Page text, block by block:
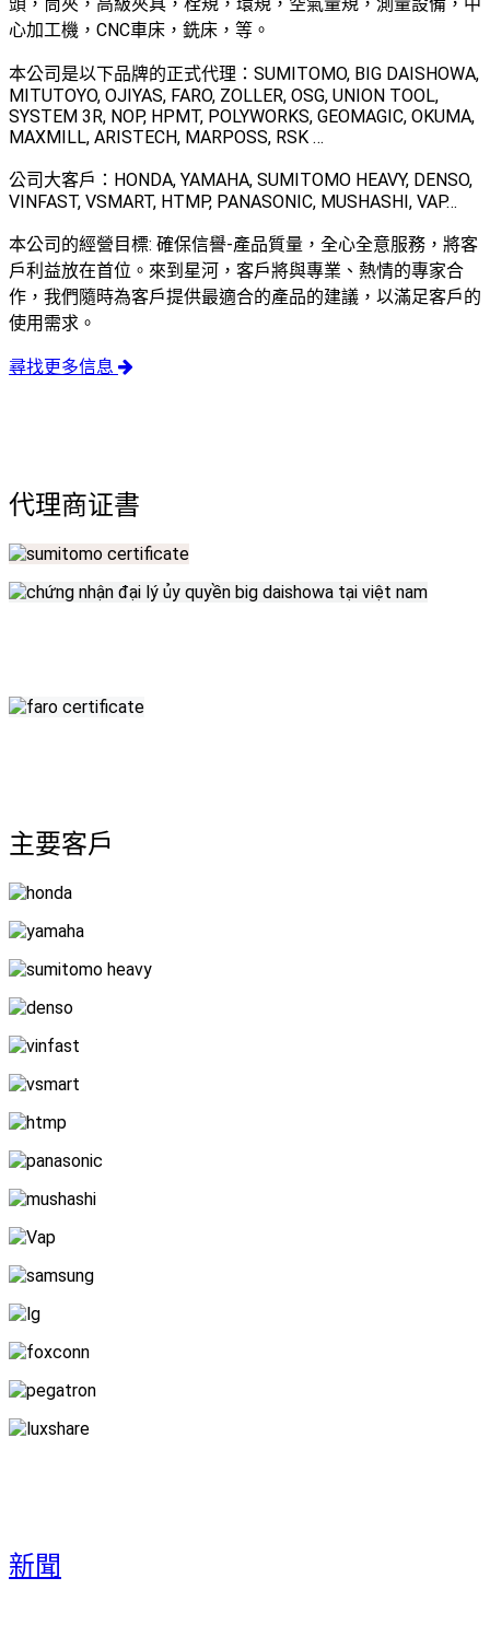
頭，筒夾，高級夾具，栓規，環規，空氣量規，測量設備，中
心加工機，CNC車床，銑床，等。
本公司是以下品牌的正式代理：SUMITOMO, BIG DAISHOWA,
MITUTOYO, OJIYAS, FARO, ZOLLER, OSG, UNION TOOL,
SYSTEM 3R, NOP, HPMT, POLYWORKS, GEOMAGIC, OKUMA,
MAXMILL, ARISTECH, MARPOSS, RSK …
公司大客戶：HONDA, YAMAHA, SUMITOMO HEAVY, DENSO,
VINFAST, VSMART, HTMP, PANASONIC, MUSHASHI, VAP…
本公司的經營目標: 確保信譽-產品質量，全心全意服務，將客
戶利益放在首位。來到星河，客戶將與專業、熱情的專家合
作，我們隨時為客戶提供最適合的產品的建議，以滿足客戶的
使用需求。
尋找更多信息
代理商证書
主要客戶
新聞